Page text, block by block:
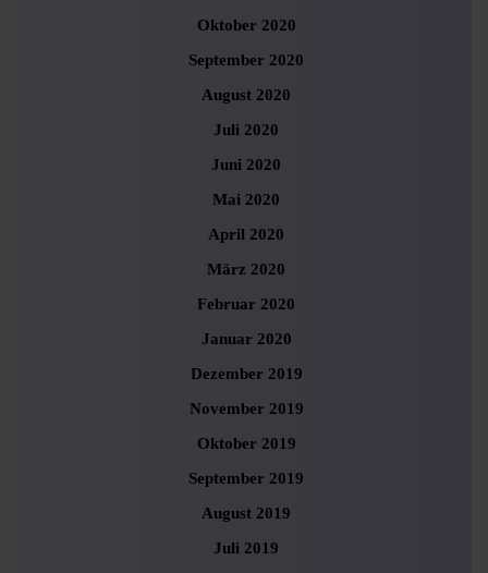
Oktober 2020
September 2020
August 2020
Juli 2020
Juni 2020
Mai 2020
April 2020
März 2020
Februar 2020
Januar 2020
Dezember 2019
November 2019
Oktober 2019
September 2019
August 2019
Juli 2019